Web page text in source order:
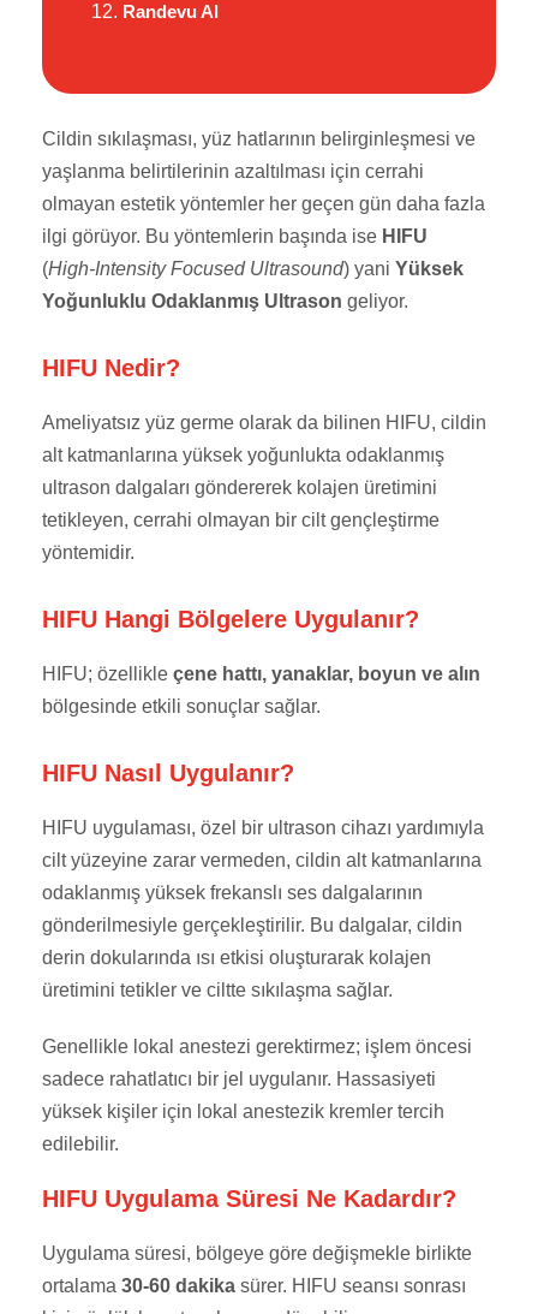
Randevu Al
Cildin sıkılaşması, yüz hatlarının belirginleşmesi ve
yaşlanma belirtilerinin azaltılması için cerrahi
olmayan estetik yöntemler her geçen gün daha fazla
ilgi görüyor. Bu yöntemlerin başında ise HIFU
(High‑Intensity Focused Ultrasound) yani Yüksek
Yoğunluklu Odaklanmış Ultrason geliyor.
HIFU Nedir?
Ameliyatsız yüz germe olarak da bilinen HIFU, cildin
alt katmanlarına yüksek yoğunlukta odaklanmış
ultrason dalgaları göndererek kolajen üretimini
tetikleyen, cerrahi olmayan bir cilt gençleştirme
yöntemidir.
HIFU Hangi Bölgelere Uygulanır?
HIFU; özellikle çene hattı, yanaklar, boyun ve alın
bölgesinde etkili sonuçlar sağlar.
HIFU Nasıl Uygulanır?
HIFU uygulaması, özel bir ultrason cihazı yardımıyla
cilt yüzeyine zarar vermeden, cildin alt katmanlarına
odaklanmış yüksek frekanslı ses dalgalarının
gönderilmesiyle gerçekleştirilir. Bu dalgalar, cildin
derin dokularında ısı etkisi oluşturarak kolajen
üretimini tetikler ve ciltte sıkılaşma sağlar.
Genellikle lokal anestezi gerektirmez; işlem öncesi
sadece rahatlatıcı bir jel uygulanır. Hassasiyeti
yüksek kişiler için lokal anestezik kremler tercih
edilebilir.
HIFU Uygulama Süresi Ne Kadardır?
Uygulama süresi, bölgeye göre değişmekle birlikte
ortalama 30‑60 dakika sürer. HIFU seansı sonrası